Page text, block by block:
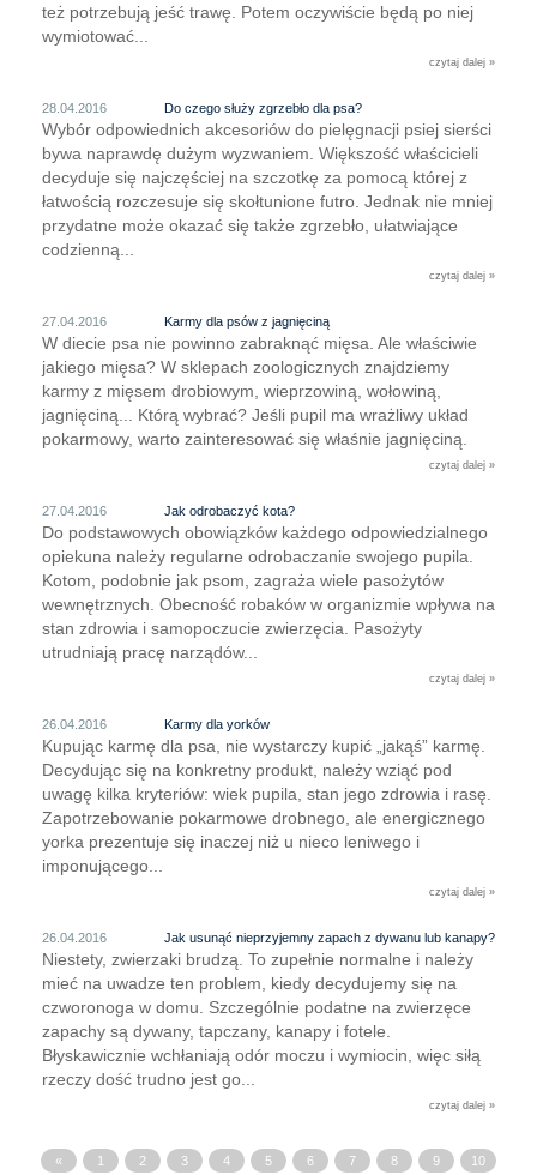
też potrzebują jeść trawę. Potem oczywiście będą po niej
wymiotować...
czytaj dalej »
28.04.2016 Do czego służy zgrzebło dla psa?
Wybór odpowiednich akcesoriów do pielęgnacji psiej sierści
bywa naprawdę dużym wyzwaniem. Większość właścicieli
decyduje się najczęściej na szczotkę za pomocą której z
łatwością rozczesuje się skołtunione futro. Jednak nie mniej
przydatne może okazać się także zgrzebło, ułatwiające
codzienną...
czytaj dalej »
27.04.2016 Karmy dla psów z jagnięciną
W diecie psa nie powinno zabraknąć mięsa. Ale właściwie
jakiego mięsa? W sklepach zoologicznych znajdziemy
karmy z mięsem drobiowym, wieprzowiną, wołowiną,
jagnięciną... Którą wybrać? Jeśli pupil ma wrażliwy układ
pokarmowy, warto zainteresować się właśnie jagnięciną.
czytaj dalej »
27.04.2016 Jak odrobaczyć kota?
Do podstawowych obowiązków każdego odpowiedzialnego
opiekuna należy regularne odrobaczanie swojego pupila.
Kotom, podobnie jak psom, zagraża wiele pasożytów
wewnętrznych. Obecność robaków w organizmie wpływa na
stan zdrowia i samopoczucie zwierzęcia. Pasożyty
utrudniają pracę narządów...
czytaj dalej »
26.04.2016 Karmy dla yorków
Kupując karmę dla psa, nie wystarczy kupić „jakąś” karmę.
Decydując się na konkretny produkt, należy wziąć pod
uwagę kilka kryteriów: wiek pupila, stan jego zdrowia i rasę.
Zapotrzebowanie pokarmowe drobnego, ale energicznego
yorka prezentuje się inaczej niż u nieco leniwego i
imponującego...
czytaj dalej »
26.04.2016 Jak usunąć nieprzyjemny zapach z dywanu lub kanapy?
Niestety, zwierzaki brudzą. To zupełnie normalne i należy
mieć na uwadze ten problem, kiedy decydujemy się na
czworonoga w domu. Szczególnie podatne na zwierzęce
zapachy są dywany, tapczany, kanapy i fotele.
Błyskawicznie wchłaniają odór moczu i wymiocin, więc siłą
rzeczy dość trudno jest go...
czytaj dalej »
« 1 2 3 4 5 6 7 8 9 10